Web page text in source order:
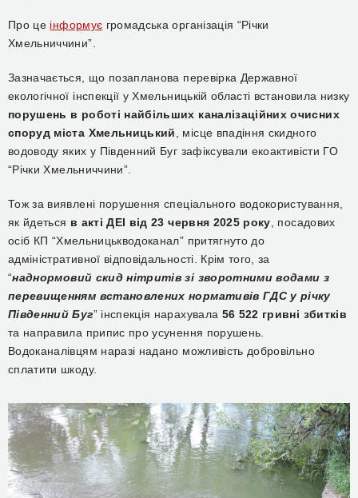
Про це інформує громадська організація “Річки
Хмельниччини”.
Зазначається, що позапланова перевірка Державної
екологічної інспекції у Хмельницькій області встановила низку
порушень в роботі найбільших каналізаційних очисних
споруд міста Хмельницький
, місце впадіння скидного
водоводу яких у Південний Буг зафіксували екоактивісти ГО
“Річки Хмельниччини”.
Тож за виявлені порушення спеціального водокористування,
як йдеться в акті ДЕІ від 23 червня 2025 року , посадових
осіб КП “Хмельницькводоканал” притягнуто до
адміністративної відповідальності. Крім того, за
“наднормовий скид нітритів зі зворотними водами з
перевищенням встановлених нормативів ГДС у річку
Південний Буг” інспекція нарахувала 56 522 гривні збитків
та направила припис про усунення порушень.
Водоканалівцям наразі надано можливість добровільно
сплатити шкоду.